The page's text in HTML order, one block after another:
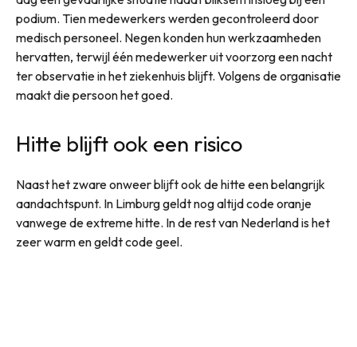
podium. Tien medewerkers werden gecontroleerd door
medisch personeel. Negen konden hun werkzaamheden
hervatten, terwijl één medewerker uit voorzorg een nacht
ter observatie in het ziekenhuis blijft. Volgens de organisatie
maakt die persoon het goed.
Hitte blijft ook een risico
Naast het zware onweer blijft ook de hitte een belangrijk
aandachtspunt. In Limburg geldt nog altijd code oranje
vanwege de extreme hitte. In de rest van Nederland is het
zeer warm en geldt code geel.